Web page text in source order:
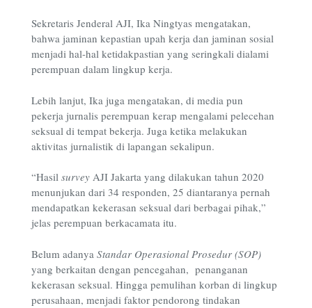
Sekretaris Jenderal AJI, Ika Ningtyas mengatakan,
bahwa jaminan kepastian upah kerja dan jaminan sosial
menjadi hal-hal ketidakpastian yang seringkali dialami
perempuan dalam lingkup kerja.
Lebih lanjut, Ika juga mengatakan, di media pun
pekerja jurnalis perempuan kerap mengalami pelecehan
seksual di tempat bekerja. Juga ketika melakukan
aktivitas jurnalistik di lapangan sekalipun.
“Hasil survey AJI Jakarta yang dilakukan tahun 2020
menunjukan dari 34 responden, 25 diantaranya pernah
mendapatkan kekerasan seksual dari berbagai pihak,”
jelas perempuan berkacamata itu.
Belum adanya Standar Operasional Prosedur (SOP)
yang berkaitan dengan pencegahan, penanganan
kekerasan seksual. Hingga pemulihan korban di lingkup
perusahaan, menjadi faktor pendorong tindakan